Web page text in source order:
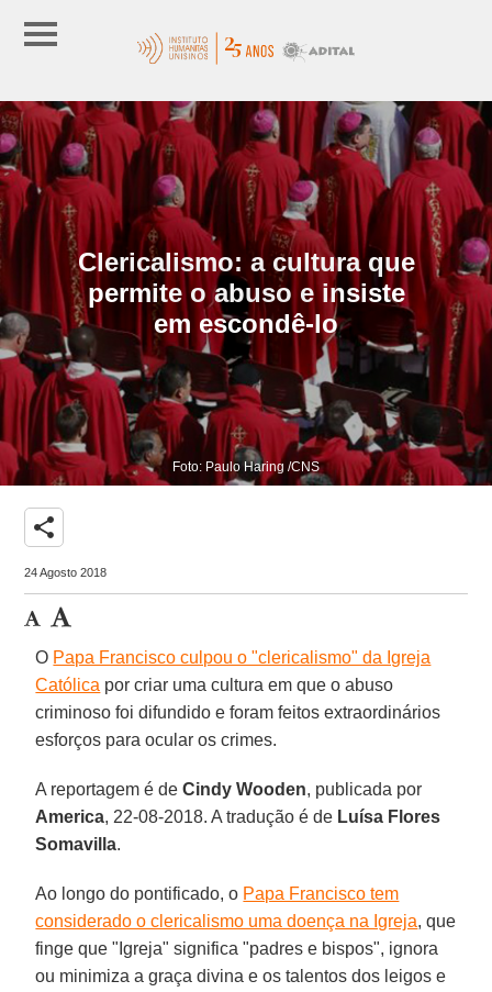
Clericalismo: a cultura que
permite o abuso e insiste
em escondê-lo
Foto: Paulo Haring /CNS
share
24 Agosto 2018
O Papa Francisco culpou o "clericalismo" da Igreja
Católica por criar uma cultura em que o abuso
criminoso foi difundido e foram feitos extraordinários
esforços para ocular os crimes.
A reportagem é de Cindy Wooden, publicada por
America, 22-08-2018. A tradução é de Luísa Flores
Somavilla.
Ao longo do pontificado, o Papa Francisco tem
considerado o clericalismo uma doença na Igreja, que
finge que "Igreja" significa "padres e bispos", ignora
ou minimiza a graça divina e os talentos dos leigos e